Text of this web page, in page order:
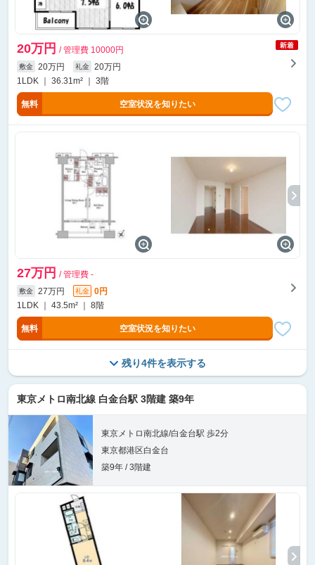
20万円 / 管理費 10000円
敷金 20万円 礼金
20万円
1LDK ｜ 36.31m² ｜ 3階
無料 空室状況を知りたい
27万円 / 管理費 -
敷金 27万円 礼金
0円
1LDK ｜ 43.5m² ｜ 8階
無料 空室状況を知りたい
残り4件を表示する
東京メトロ南北線 白金台駅 3階建 築9年
東京メトロ南北線/白金台駅 歩2分
東京都港区白金台
築9年 / 3階建